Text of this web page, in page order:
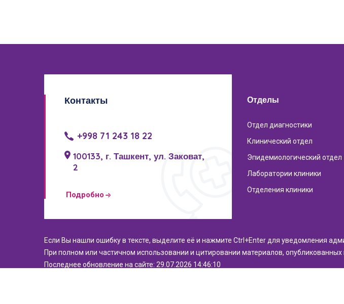
Контакты
+998 71 243 18 22
100133, г. Ташкент, ул. Заковат,
2
Подробно
Отделы
Отдел диагностики
Клинический отдел
Эпидемиологический отдел
Лаборатории клиники
Отделения клиники
Если Вы нашли ошибку в тексте, выделите её и нажмите Ctrl+Enter для уведомления
При полном или частичном использовании и цитировании материалов,
Последнее обновление на сайте: 29.07.2026 14:46:10